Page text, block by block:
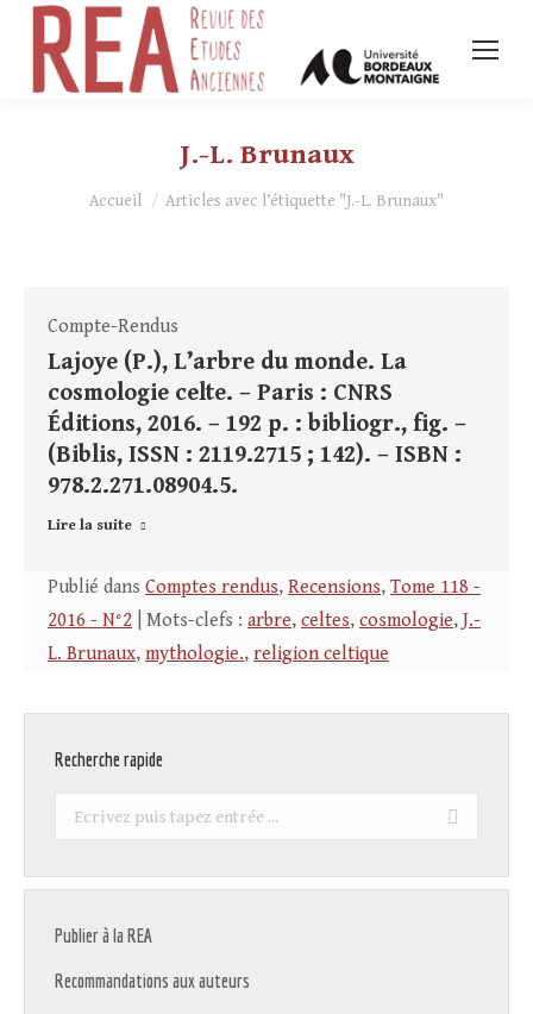
J.-L. Brunaux
Vous êtes ici :
Accueil Articles avec l’étiquette "J.-L. Brunaux"
Compte-Rendus
Lajoye (P.), L’arbre du monde. La
cosmologie celte. – Paris : CNRS
Éditions, 2016. – 192 p. : bibliogr., fig. –
(Biblis, ISSN : 2119.2715 ; 142). – ISBN :
978.2.271.08904.5.
Lire la suite
Publié dans Comptes rendus, Recensions, Tome 118 -
2016 - N°2 | Mots-clefs : arbre, celtes, cosmologie, J.-
L. Brunaux, mythologie., religion celtique
Recherche rapide
Recherche
Publier à la REA
Recommandations aux auteurs